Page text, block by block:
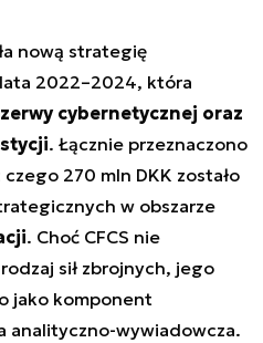
nową strategię
2022–2024, która
cybernetycznej oraz
. Łącznie przeznaczono
270 mln DKK zostało
w obszarze
. Choć CFCS nie
sił zbrojnych, jego
jako komponent
analityczno-wywiadowcza.